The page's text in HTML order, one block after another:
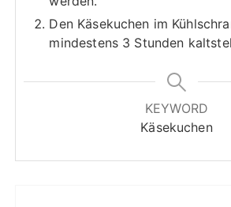
Den Käsekuchen im
mindestens 3 Stunden
KEYWORD
Käsekuchen